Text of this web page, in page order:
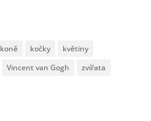
koně kočky
květiny
Vincent van Gogh
zvířata